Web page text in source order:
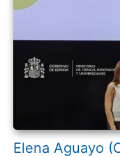
Elena Aguayo